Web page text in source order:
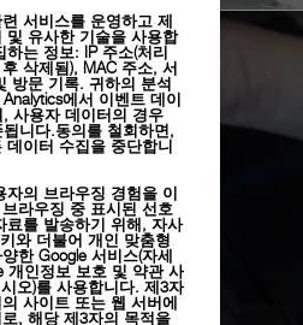
서비스를 운영하고 제
및 유사한 기술을 사용합
하는 정보: IP 주소(처리
삭제됨), MAC 주소, 서
방문 기록. 귀하의 분석
에서 이벤트 데이
사용자 데이터의 경우
니다.동의를 철회하면,
데이터 수집을 중단합니
자의 브라우징 경험을 이
라우징 중 표시된 선호
료를 발송하기 위해, 자사
와 더불어 개인 맞춤형
한 Google 서비스(자세
개인정보 보호 및 약관 사
오)를 사용합니다. 제3자
사이트 또는 웹 서버에
, 해당 제3자의 목적을